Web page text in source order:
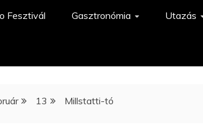
Fesztivál Gasztronómia Utazás
13 Millstatti-tó